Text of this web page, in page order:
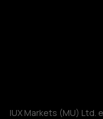
IUX Markets (MU) Ltd.